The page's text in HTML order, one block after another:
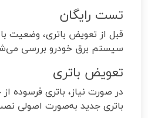
تست رایگان
قبل از تعویض باتری، وضعیت
سیستم برق خودرو بررسی
تعویض باتری
در صورت نیاز، باتری فرسوده
باتری جدید به‌صورت اصولی